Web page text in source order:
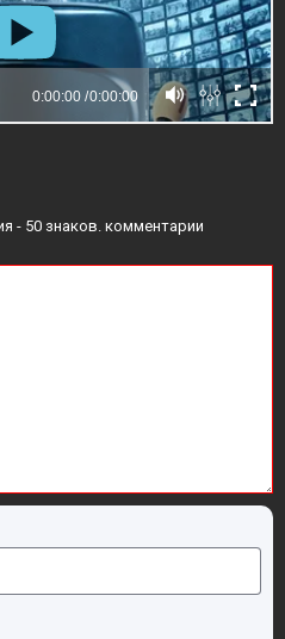
- 50 знаков. комментарии